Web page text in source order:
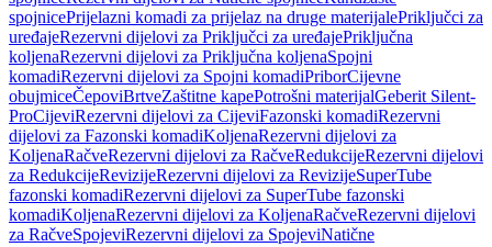
spojnicePrijelazni komadi za prijelaz na druge materijalePriključci za
uređajeRezervni dijelovi za Priključci za uređajePriključna
koljenaRezervni dijelovi za Priključna koljenaSpojni
komadiRezervni dijelovi za Spojni komadiPriborCijevne
obujmiceČepoviBrtveZaštitne kapePotrošni materijalGeberit Silent-
ProCijeviRezervni dijelovi za CijeviFazonski komadiRezervni
dijelovi za Fazonski komadiKoljenaRezervni dijelovi za
KoljenaRačveRezervni dijelovi za RačveRedukcijeRezervni dijelovi
za RedukcijeRevizijeRezervni dijelovi za RevizijeSuperTube
fazonski komadiRezervni dijelovi za SuperTube fazonski
komadiKoljenaRezervni dijelovi za KoljenaRačveRezervni dijelovi
za RačveSpojeviRezervni dijelovi za SpojeviNatične